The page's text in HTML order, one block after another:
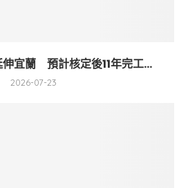
宜蘭 預計核定後11年完工...
2026-07-23